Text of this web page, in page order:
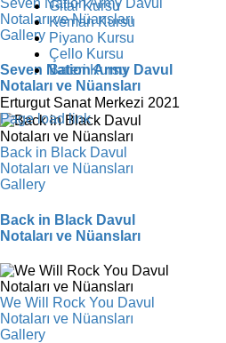
Notaları ve Nüansları
Gallery
Seven Nation Army Davul
Notaları ve Nüansları
Back in Black Davul
Notaları ve Nüansları
Gallery
Back in Black Davul
Notaları ve Nüansları
We Will Rock You Davul
Notaları ve Nüansları
Gallery
Gitar Kursu
Keman Kursu
Piyano Kursu
Çello Kursu
Bateri Kursu
Erturgut Sanat Merkezi 2021
Facebook
Instagram
X
YouTube
Page load link